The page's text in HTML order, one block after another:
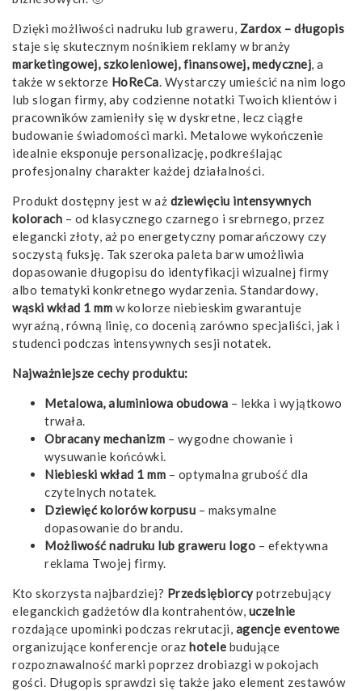
Dzięki możliwości nadruku lub graweru, Zardox – długopis
staje się skutecznym nośnikiem reklamy w branży
marketingowej, szkoleniowej, finansowej, medycznej, a
także w sektorze HoReCa. Wystarczy umieścić na nim logo
lub slogan firmy, aby codzienne notatki Twoich klientów i
pracowników zamieniły się w dyskretne, lecz ciągłe
budowanie świadomości marki. Metalowe wykończenie
idealnie eksponuje personalizację, podkreślając
profesjonalny charakter każdej działalności.
Produkt dostępny jest w aż dziewięciu intensywnych
kolorach – od klasycznego czarnego i srebrnego, przez
elegancki złoty, aż po energetyczny pomarańczowy czy
soczystą fuksję. Tak szeroka paleta barw umożliwia
dopasowanie długopisu do identyfikacji wizualnej firmy
albo tematyki konkretnego wydarzenia. Standardowy,
wąski wkład 1 mm w kolorze niebieskim gwarantuje
wyraźną, równą linię, co docenią zarówno specjaliści, jak i
studenci podczas intensywnych sesji notatek.
Najważniejsze cechy produktu:
Metalowa, aluminiowa obudowa – lekka i wyjątkowo
trwała.
Obracany mechanizm – wygodne chowanie i
wysuwanie końcówki.
Niebieski wkład 1 mm – optymalna grubość dla
czytelnych notatek.
Dziewięć kolorów korpusu – maksymalne
dopasowanie do brandu.
Możliwość nadruku lub graweru logo – efektywna
reklama Twojej firmy.
Kto skorzysta najbardziej? Przedsiębiorcypotrzebujący
eleganckich gadżetów dla kontrahentów, uczelnie
rozdające upominki podczas rekrutacji, agencje eventowe
organizujące konferencje oraz hotele budujące
rozpoznawalność marki poprzez drobiazgi w pokojach
gości. Długopis sprawdzi się także jako element zestawów